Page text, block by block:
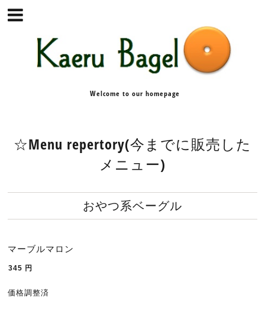
Welcome to our homepage
☆Menu repertory(今までに販売した
メニュー)
おやつ系ベーグル
マーブルマロン
345 円
価格調整済